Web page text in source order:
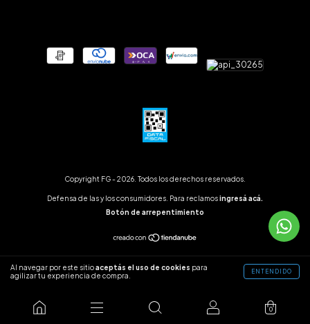
Al navegar por este sitioaceptás el uso de cookies para
agilizar tu experiencia de compra.
ENTENDIDO
0
Copyright FG - 2026. Todos los derechos reservados.
Defensa de las y los consumidores. Para reclamosingresá acá.
Botón de arrepentimiento